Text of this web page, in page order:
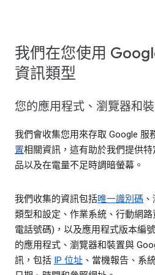
我們在您使用
資訊類型
您的應用程式、瀏覽器和
我們會收集您用來存取 Google 服
置相關資訊，這有助於我們提供
品以及在電量不足時調暗螢幕。
我們收集的資訊包括唯一識別碼
類型和設定、作業系統、行動網
電話號碼)，以及應用程式版本編
的應用程式、瀏覽器和裝置與
訊，包括 IP 位址 、當機報告、系